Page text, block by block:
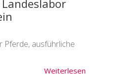
Pferde, ausführliche
Weiterlesen